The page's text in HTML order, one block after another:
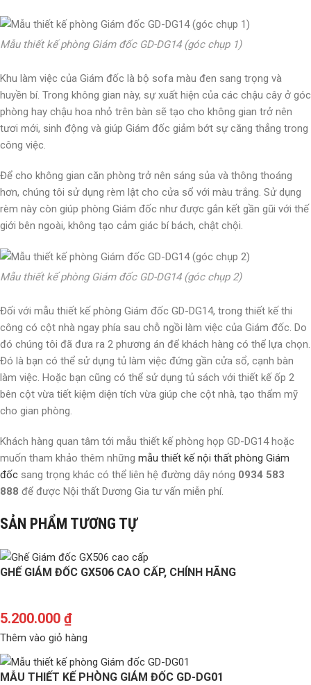
Mẫu thiết kế phòng Giám đốc GD-DG14 (góc chụp 1)
Khu làm việc của Giám đốc là bộ sofa màu đen sang trọng và
huyền bí. Trong không gian này, sự xuất hiện của các chậu cây ở góc
phòng hay chậu hoa nhỏ trên bàn sẽ tạo cho không gian trở nên
tươi mới, sinh động và giúp Giám đốc giảm bớt sự căng thẳng trong
công việc.
Để cho không gian căn phòng trở nên sáng sủa và thông thoáng
hơn, chúng tôi sử dụng rèm lật cho cửa sổ với màu trắng. Sử dụng
rèm này còn giúp phòng Giám đốc như được gắn kết gần gũi với thế
giới bên ngoài, không tạo cảm giác bí bách, chật chội.
Mẫu thiết kế phòng Giám đốc GD-DG14 (góc chụp 2)
Đối với mẫu thiết kế phòng Giám đốc GD-DG14, trong thiết kế thi
công có cột nhà ngay phía sau chỗ ngồi làm việc của Giám đốc. Do
đó chúng tôi đã đưa ra 2 phương án để khách hàng có thể lựa chọn.
Đó là bạn có thể sử dụng tủ làm việc đứng gần cửa sổ, cạnh bàn
làm việc. Hoặc bạn cũng có thể sử dụng tủ sách với thiết kế ốp 2
bên cột vừa tiết kiệm diện tích vừa giúp che cột nhà, tạo thẩm mỹ
cho gian phòng.
Khách hàng quan tâm tới mẫu thiết kế phòng họp GD-DG14 hoặc
muốn tham khảo thêm những mẫu thiết kế nội thất phòng Giám
đốc sang trọng khác có thể liên hệ đường dây nóng 0934 583
888 để được Nội thất Dương Gia tư vấn miễn phí.
SẢN PHẨM TƯƠNG TỰ
GHẾ GIÁM ĐỐC GX506 CAO CẤP, CHÍNH HÃNG
5.200.000 ₫
Thêm vào giỏ hàng
MẪU THIẾT KẾ PHÒNG GIÁM ĐỐC GD-DG01